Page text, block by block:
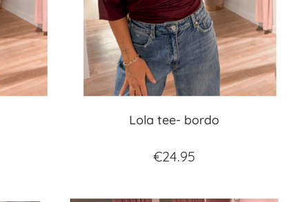
Lola tee- bordo
€24.95